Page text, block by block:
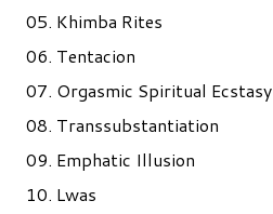
05. Khimba Rites
06. Tentacion
07. Orgasmic Spiritual Ecstasy
08. Transsubstantiation
09. Emphatic Illusion
10. Lwas